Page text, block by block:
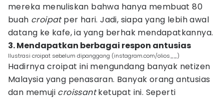
mereka menuliskan bahwa hanya membuat 80
buah croipatper hari. Jadi, siapa yang lebih awal
datang ke kafe, ia yang berhak mendapatkannya.
3. Mendapatkan berbagai respon antusias
Ilustrasi croipat sebelum dipanggang (instagram.com/olios__)
Hadirnya croipat ini mengundang banyak netizen
Malaysia yang penasaran. Banyak orang antusias
dan memuji croissantketupat ini. Seperti